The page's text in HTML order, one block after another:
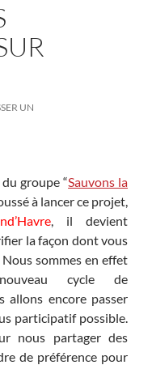
UN
groupe “Sauvons la
à lancer ce projet,
, il devient
la façon dont vous
sommes en effet
cycle de
allons encore passer
participatif possible.
nous partager des
de préférence pour